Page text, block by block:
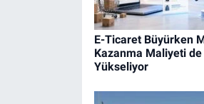
E-Ticaret Büyürken
Kazanma Maliyeti de
Yükseliyor